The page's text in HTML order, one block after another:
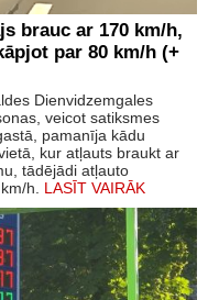
brauc ar 170 km/h,
par 80 km/h (+
Dienvidzemgales
veicot satiksmes
pamanīja kādu
kur atļauts braukt ar
tādējādi atļauto
h. LASĪT VAIRĀK